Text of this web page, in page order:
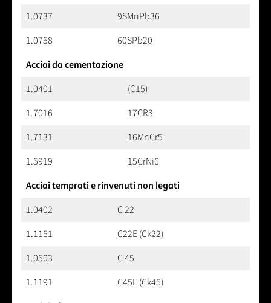
1.0737
9SMnPb36
1.0758
60SPb20
Acciai da cementazione
1.0401
(C15)
1.7016
17CR3
1.7131
16MnCr5
1.5919
15CrNi6
Acciai temprati e rinvenuti non legati
1.0402
C 22
1.1151
C22E (Ck22)
1.0503
C 45
1.1191
C45E (Ck45)